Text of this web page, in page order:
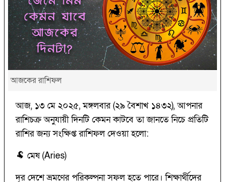
আজকের রাশিফল
আজ, ১৩ মে ২০২৫, মঙ্গলবার (২৯ বৈশাখ ১৪৩২), আপনার
রাশিচক্র অনুযায়ী দিনটি কেমন কাটবে তা জানতে নিচে প্রতিটি
রাশির জন্য সংক্ষিপ্ত রাশিফল দেওয়া হলো:
🐏 মেষ (Aries)
দূর দেশে ভ্রমণের পরিকল্পনা সফল হতে পারে। শিক্ষার্থীদের